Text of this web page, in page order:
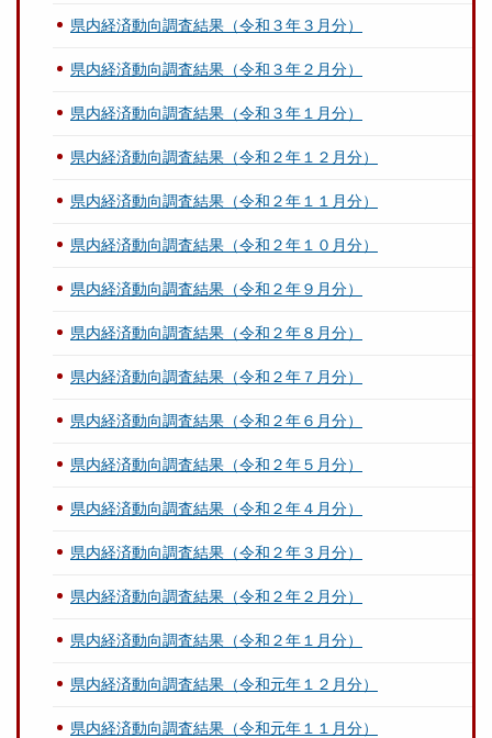
県内経済動向調査結果（令和３年３月分）
県内経済動向調査結果（令和３年２月分）
県内経済動向調査結果（令和３年１月分）
県内経済動向調査結果（令和２年１２月分）
県内経済動向調査結果（令和２年１１月分）
県内経済動向調査結果（令和２年１０月分）
県内経済動向調査結果（令和２年９月分）
県内経済動向調査結果（令和２年８月分）
県内経済動向調査結果（令和２年７月分）
県内経済動向調査結果（令和２年６月分）
県内経済動向調査結果（令和２年５月分）
県内経済動向調査結果（令和２年４月分）
県内経済動向調査結果（令和２年３月分）
県内経済動向調査結果（令和２年２月分）
県内経済動向調査結果（令和２年１月分）
県内経済動向調査結果（令和元年１２月分）
県内経済動向調査結果（令和元年１１月分）